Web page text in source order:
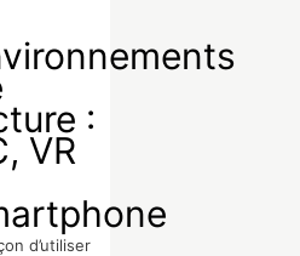
:
VR
d’utiliser